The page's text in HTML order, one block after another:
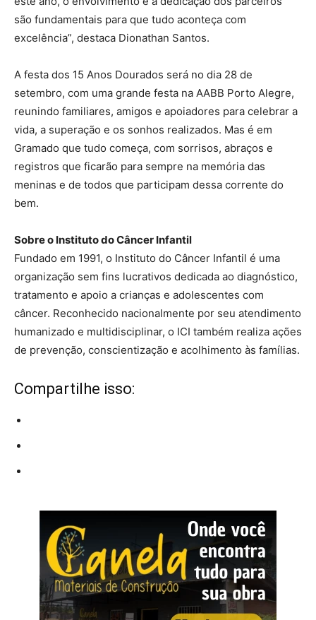
são fundamentais para que tudo aconteça com
excelência”, destaca Dionathan Santos.
A festa dos 15 Anos Dourados será no dia 28 de
setembro, com uma grande festa na AABB Porto Alegre,
reunindo familiares, amigos e apoiadores para celebrar a
vida, a superação e os sonhos realizados. Mas é em
Gramado que tudo começa, com sorrisos, abraços e
registros que ficarão para sempre na memória das
meninas e de todos que participam dessa corrente do
bem.
Sobre o Instituto do Câncer Infantil
Fundado em 1991, o Instituto do Câncer Infantil é uma
organização sem fins lucrativos dedicada ao diagnóstico,
tratamento e apoio a crianças e adolescentes com
câncer. Reconhecido nacionalmente por seu atendimento
humanizado e multidisciplinar, o ICI também realiza ações
de prevenção, conscientização e acolhimento às famílias.
Compartilhe isso: